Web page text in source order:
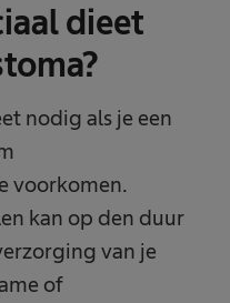
dieet
nodig als je een
voorkomen.
kan op den duur
van je
of